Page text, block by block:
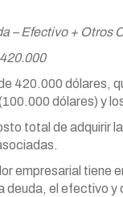
– Efectivo + Otros
420.000 dólares,
dólares) y
total de adquirir
empresarial tiene
deuda, el efectivo